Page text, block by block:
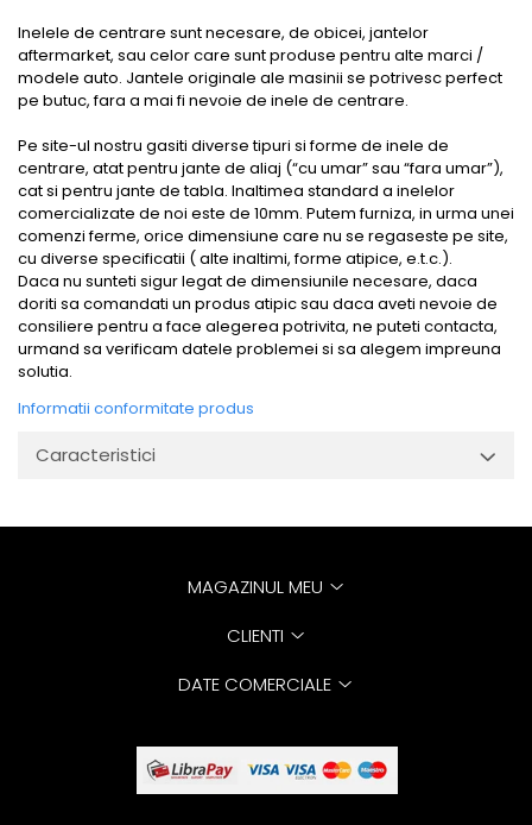
Inelele de centrare sunt necesare, de obicei, jantelor
aftermarket, sau celor care sunt produse pentru alte marci /
modele auto. Jantele originale ale masinii se potrivesc perfect
pe butuc, fara a mai fi nevoie de inele de centrare.
Pe site-ul nostru gasiti diverse tipuri si forme de inele de
centrare, atat pentru jante de aliaj (“cu umar” sau “fara umar”),
cat si pentru jante de tabla. Inaltimea standard a inelelor
comercializate de noi este de 10mm. Putem furniza, in urma unei
comenzi ferme, orice dimensiune care nu se regaseste pe site,
cu diverse specificatii ( alte inaltimi, forme atipice, e.t.c.).
Daca nu sunteti sigur legat de dimensiunile necesare, daca
doriti sa comandati un produs atipic sau daca aveti nevoie de
consiliere pentru a face alegerea potrivita, ne puteti contacta,
urmand sa verificam datele problemei si sa alegem impreuna
solutia.
Informatii conformitate produs
Caracteristici
MAGAZINUL MEU
CLIENTI
DATE COMERCIALE